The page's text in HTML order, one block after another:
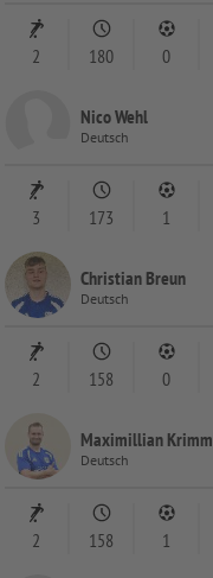
2 180 0
Nico Wehl
Deutsch
3 173 1
Christian Breun
Deutsch
2 158 0
Maximillian Krimm
Deutsch
2 158 1